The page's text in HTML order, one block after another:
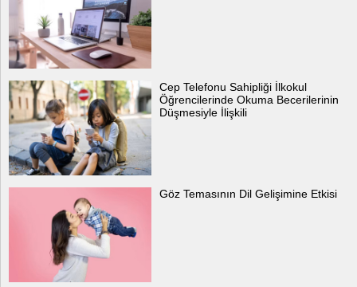
Cep Telefonu Sahipliği İlkokul
Öğrencilerinde Okuma Becerilerinin
Düşmesiyle İlişkili
Göz Temasının Dil Gelişimine Etkisi